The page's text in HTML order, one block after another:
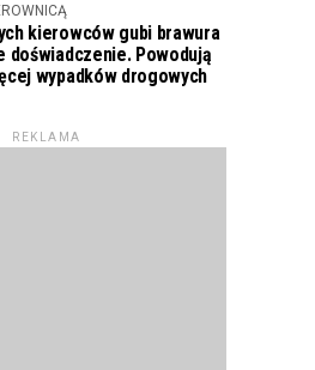
kierowców gubi brawura
doświadczenie. Powodują
wypadków drogowych
REKLAMA